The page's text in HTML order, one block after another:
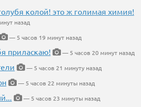
колой! это ж голимая химия!
назад
— 5 часов 19 минут назад
приласкаю!
— 5 часов 20 минут назад
— 5 часов 21 минуту назад
— 5 часов 22 минуты назад
— 5 часов 23 минуты назад